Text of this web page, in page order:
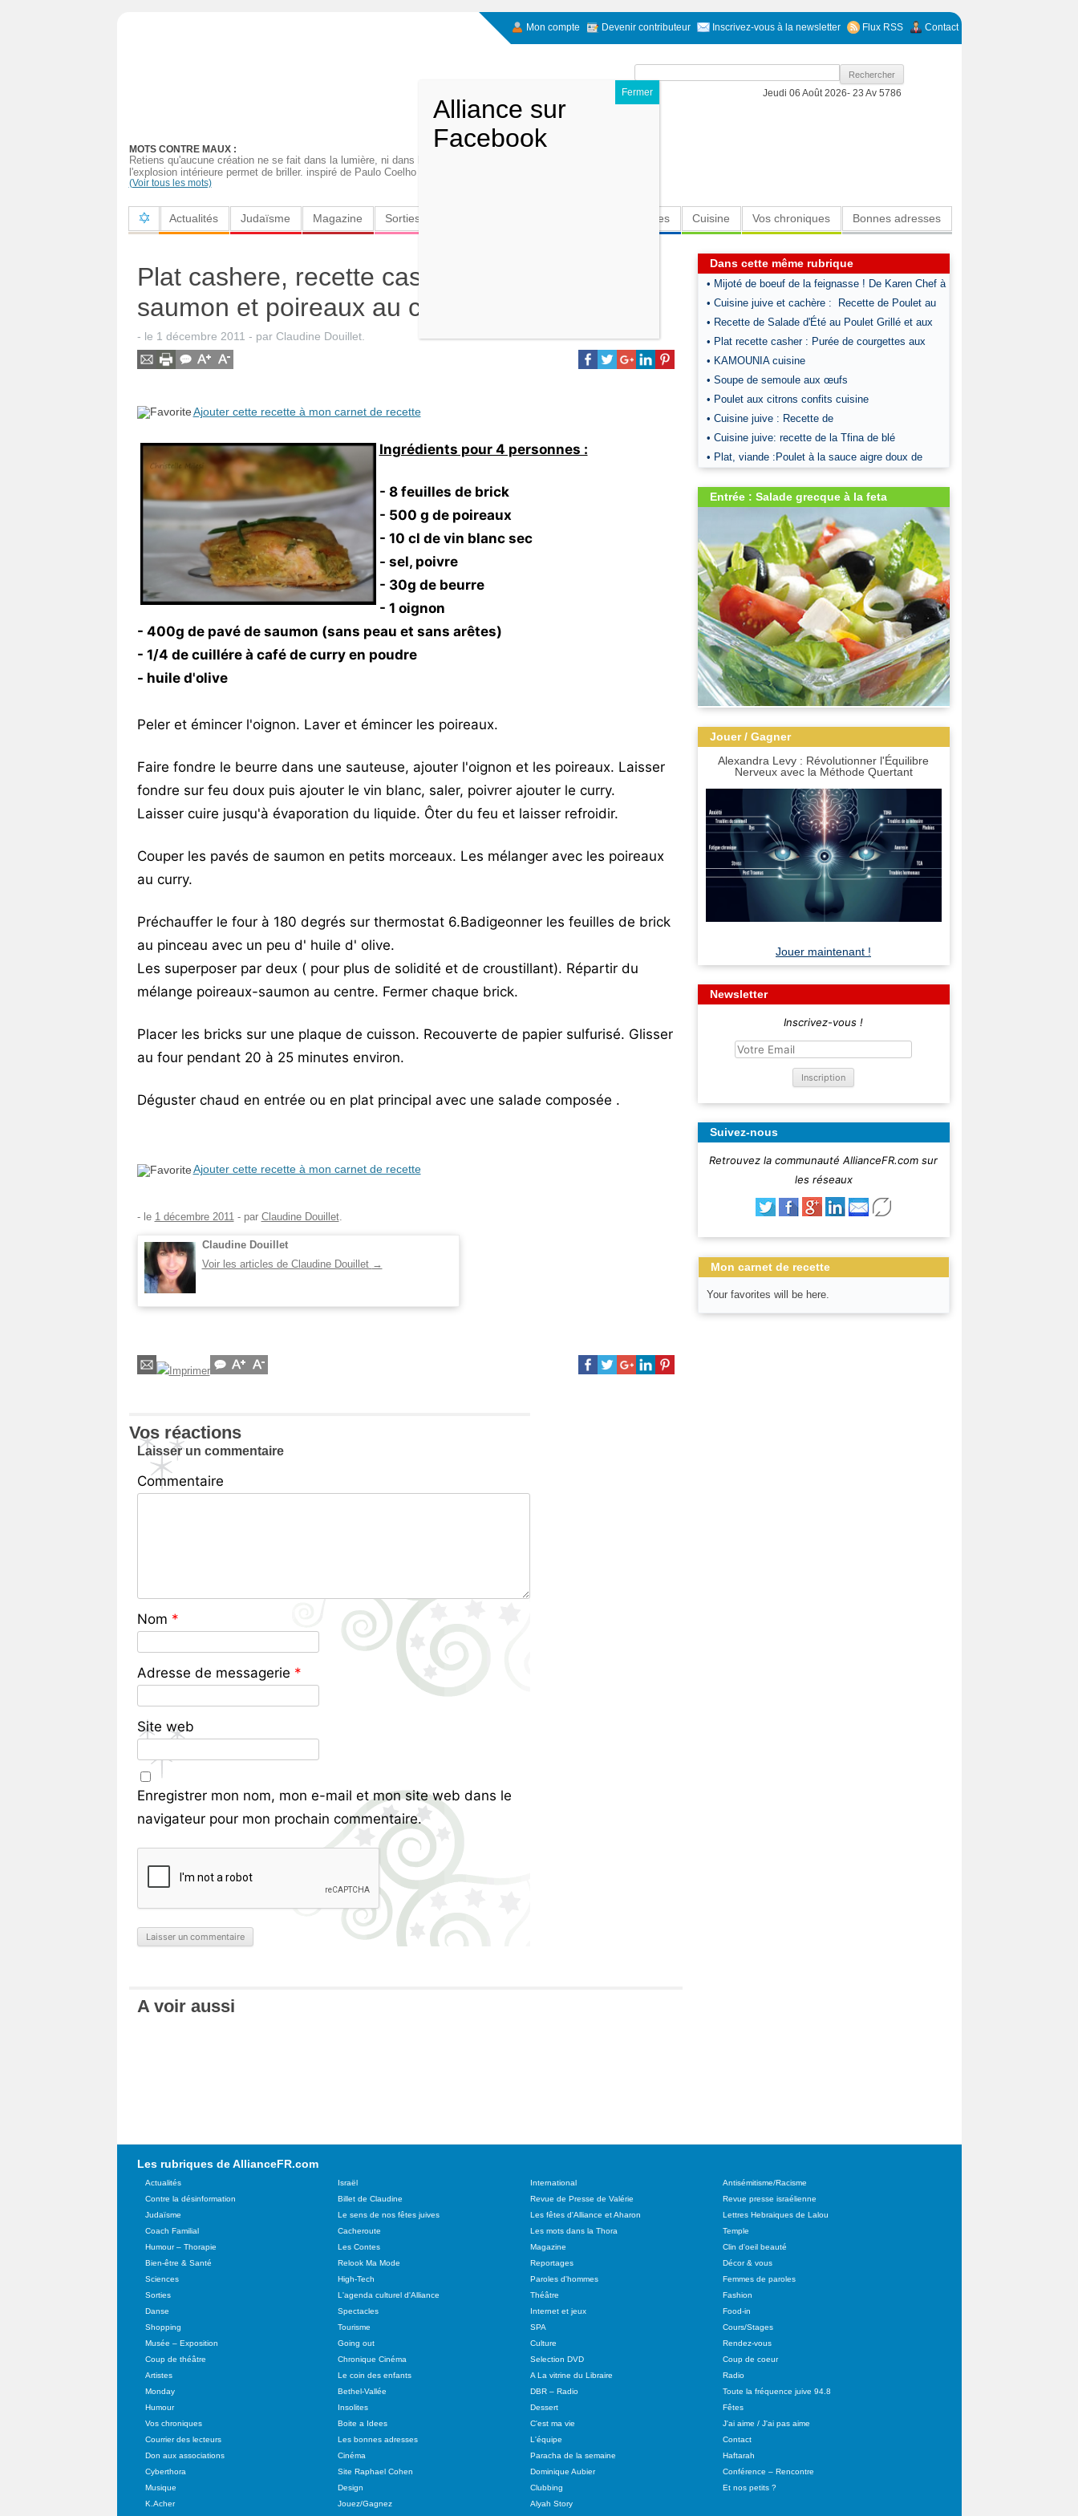
Mon compte Devenir contributeur Inscrivez-vous à la newsletter Flux RSS Contact
MOTS CONTRE MAUX :
Retiens qu'aucune création ne se fait dans la lumière, ni dans le bruit. Apprend des étoiles que seule
l'explosion intérieure permet de briller. inspiré de Paulo Coelho
(Voir tous les mots)
Rechercher :
Jeudi 06 Août 2026- 23 Av 5786
Actualités Judaïsme Magazine Sorties Insolites Cuisine Vos chroniques Bonnes adresses
Plat cashere, recette cashere :Croustillant de
saumon et poireaux au curry
- le 1 décembre 2011 - par Claudine Douillet.
Ajouter cette recette à mon carnet de recette
Ingrédients pour 4 personnes :
- 8 feuilles de brick
- 500 g de poireaux
- 10 cl de vin blanc sec
- sel, poivre
- 30g de beurre
- 1 oignon
- 400g de pavé de saumon (sans peau et sans arêtes)
- 1/4 de cuillére à café de curry en poudre
- huile d'olive
Peler et émincer l'oignon. Laver et émincer les poireaux.
Faire fondre le beurre dans une sauteuse, ajouter l'oignon et les poireaux. Laisser
fondre sur feu doux puis ajouter le vin blanc, saler, poivrer ajouter le curry.
Laisser cuire jusqu'à évaporation du liquide. Ôter du feu et laisser refroidir.
Couper les pavés de saumon en petits morceaux. Les mélanger avec les poireaux
au curry.
Préchauffer le four à 180 degrés sur thermostat 6.Badigeonner les feuilles de brick
au pinceau avec un peu d' huile d' olive.
Les superposer par deux ( pour plus de solidité et de croustillant). Répartir du
mélange poireaux-saumon au centre. Fermer chaque brick.
Placer les bricks sur une plaque de cuisson. Recouverte de papier sulfurisé. Glisser
au four pendant 20 à 25 minutes environ.
Déguster chaud en entrée ou en plat principal avec une salade composée .
Ajouter cette recette à mon carnet de recette
- le 1 décembre 2011 - par Claudine Douillet.
Claudine Douillet
Voir les articles de Claudine Douillet →
Vos réactions
Laisser un commentaire
Commentaire
Nom *
Adresse de messagerie *
Site web
Enregistrer mon nom, mon e-mail et mon site web dans le
navigateur pour mon prochain commentaire.
A voir aussi
Dans cette même rubrique
• Mijoté de boeuf de la feignasse ! De Karen Chef à
• Cuisine juive et cachère : Recette de Poulet au
• Recette de Salade d'Été au Poulet Grillé et aux
• Plat recette casher : Purée de courgettes aux
• KAMOUNIA cuisine
• Soupe de semoule aux œufs
• Poulet aux citrons confits cuisine
• Cuisine juive : Recette de
• Cuisine juive: recette de la Tfina de blé
• Plat, viande :Poulet à la sauce aigre doux de
Entrée : Salade grecque à la feta
Jouer / Gagner
Alexandra Levy : Révolutionner l'Équilibre
Nerveux avec la Méthode Quertant
Jouer maintenant !
Newsletter
Inscrivez-vous !
Suivez-nous
Retrouvez la communauté AllianceFR.com sur
les réseaux
Mon carnet de recette
Your favorites will be here.
Les rubriques de AllianceFR.com
Actualités Israël International
Antisémitisme/Racisme
Contre la désinformation
Billet de Claudine Revue de Presse de Valérie
Revue presse israélienne
Judaïsme
Le sens de nos fêtes juives Les fêtes d'Alliance et Aharon
Lettres Hebraiques de Lalou
Coach Familial
Cacheroute Les mots dans la Thora
Temple
Humour – Thorapie
Les Contes Magazine
Clin d'oeil beauté
Bien-être & Santé
Relook Ma Mode Reportages
Décor & vous
Sciences
High-Tech Paroles d'hommes
Femmes de paroles
Sorties
L'agenda culturel d'Alliance Théâtre
Fashion
Danse
Spectacles Internet et jeux
Food-in
Shopping
Tourisme SPA
Cours/Stages
Musée – Exposition
Going out Culture
Rendez-vous
Coup de théâtre
Chronique Cinéma Selection DVD
Coup de coeur
Artistes
Le coin des enfants A La vitrine du Libraire
Radio
Monday
Bethel-Vallée DBR – Radio
Toute la fréquence juive 94.8
Humour
Insolites Dessert
Fêtes
Vos chroniques
Boite a Idees C'est ma vie
J'ai aime / J'ai pas aime
Courrier des lecteurs
Les bonnes adresses L'équipe
Contact
Don aux associations
Cinéma Paracha de la semaine
Haftarah
Cyberthora
Site Raphael Cohen Dominique Aubier
Conférence – Rencontre
Musique
Design Clubbing
Et nos petits ?
K.Acher
Jouez/Gagnez Alyah Story